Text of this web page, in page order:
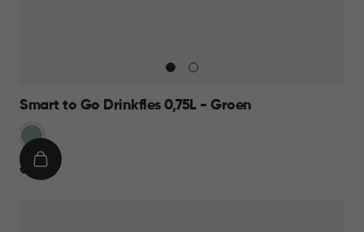
Smart to Go Drinkfles 0,75L - Groen
Groen
€
€ 9,95
IN